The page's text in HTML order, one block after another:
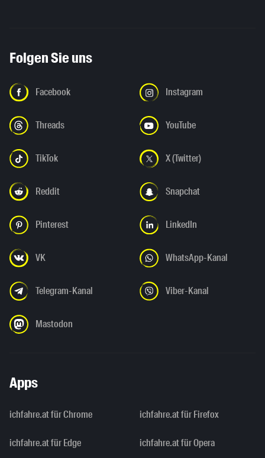
Folgen Sie uns
Facebook Instagram
Threads YouTube
TikTok X (Twitter)
Reddit Snapchat
Pinterest LinkedIn
VK WhatsApp-Kanal
Telegram-Kanal Viber-Kanal
Mastodon
Apps
ichfahre.at für Chrome ichfahre.at für Firefox
ichfahre.at für Edge ichfahre.at für Opera